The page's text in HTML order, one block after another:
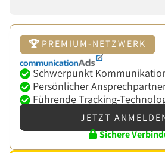
PREMIUM-NETZWERK
Schwerpunkt
Persönlicher
Führende Tracking-
JETZT
Sichere